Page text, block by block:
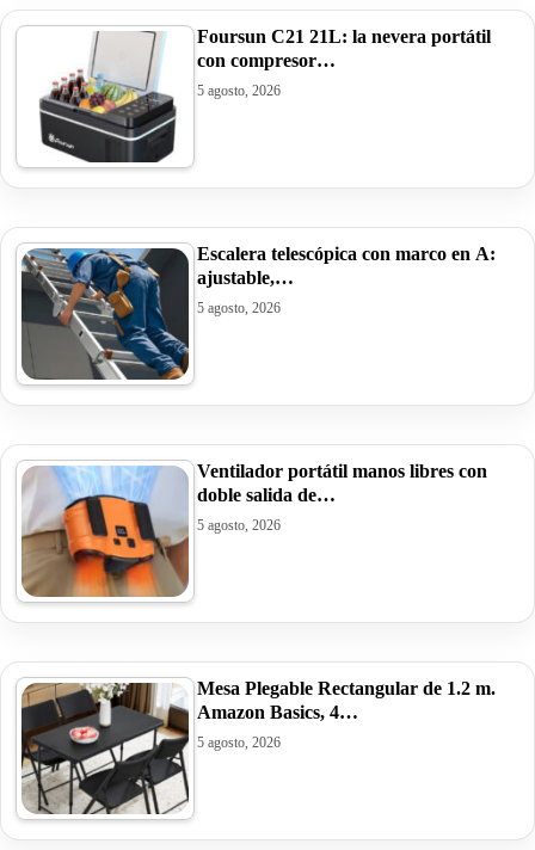
Foursun C21 21L: la nevera portátil
con compresor…
5 agosto, 2026
Escalera telescópica con marco en A:
ajustable,…
5 agosto, 2026
Ventilador portátil manos libres con
doble salida de…
5 agosto, 2026
Mesa Plegable Rectangular de 1.2 m.
Amazon Basics, 4…
5 agosto, 2026